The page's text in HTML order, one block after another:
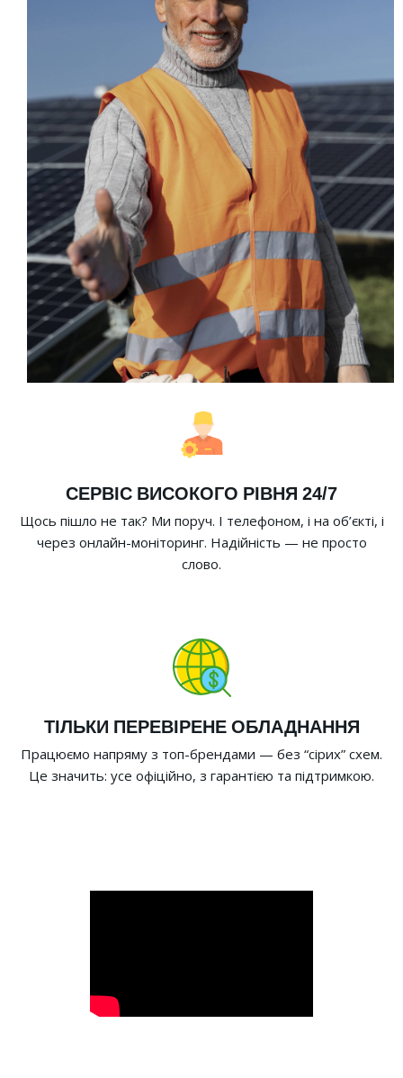
СЕРВІС ВИСОКОГО РІВНЯ 24/7
Щось пішло не так? Ми поруч. І телефоном, і на об’єкті, і
через онлайн-моніторинг. Надійність — не просто
слово.
ТІЛЬКИ ПЕРЕВІРЕНЕ ОБЛАДНАННЯ
Працюємо напряму з топ-брендами — без “сірих” схем.
Це значить: усе офіційно, з гарантією та підтримкою.